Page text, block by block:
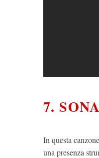
7.
In questa
una presenza